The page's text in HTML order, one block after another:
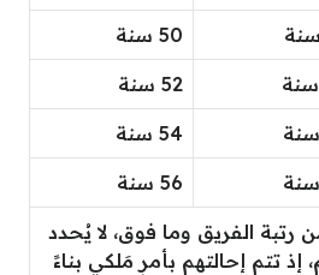
50 سنة
52 سنة
54 سنة
56 سنة
الفريق وما فوق، لا يُحدد
إذ تتم إحالتهم بأمرٍ مَلكي بناءً